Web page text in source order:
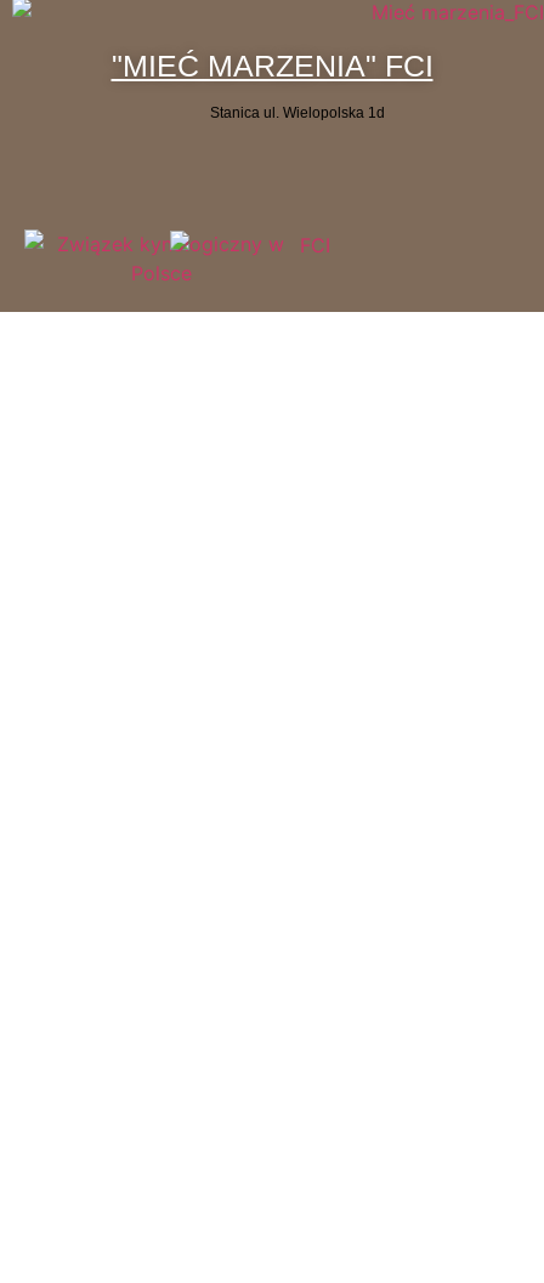
"MIEĆ MARZENIA" FCI
Stanica ul. Wielopolska 1d